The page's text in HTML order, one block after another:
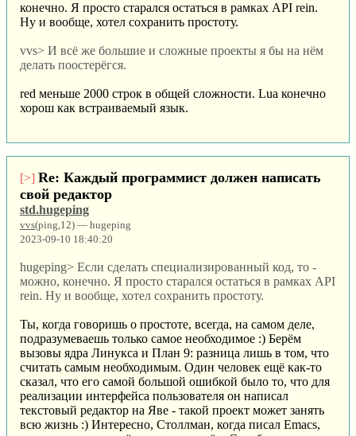
конечно. Я просто старался остаться в рамках API rein.
Ну и вообще, хотел сохранить простоту.
vvs> И всё же большие и сложные проекты я бы на нём
делать поостерёгся.
red меньше 2000 строк в общей сложности. Lua конечно
хорош как встраиваемый язык.
[>] Re: Каждый программист должен написать
свой редактор
std.hugeping
vvs(ping,12) — hugeping
2023-09-10 18:40:20
hugeping> Если сделать специализированный код, то -
можно, конечно. Я просто старался остаться в рамках API
rein. Ну и вообще, хотел сохранить простоту.
Ты, когда говоришь о простоте, всегда, на самом деле,
подразумеваешь только самое необходимое :) Берём
вызовы ядра Линукса и План 9: разница лишь в том, что
считать самым необходимым. Один человек ещё как-то
сказал, что его самой большой ошибкой было то, что для
реализации интерфейса пользователя он написал
текстовый редактор на Яве - такой проект может занять
всю жизнь :) Интересно, Столлман, когда писал Emacs,